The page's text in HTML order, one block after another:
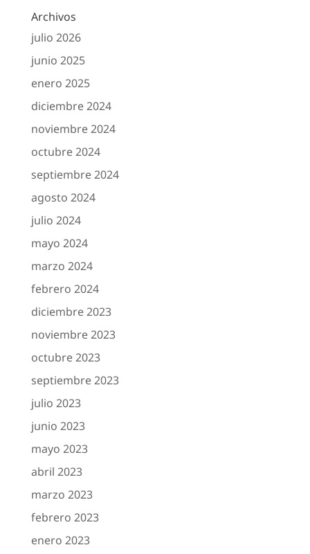
Archivos
julio 2026
junio 2025
enero 2025
diciembre 2024
noviembre 2024
octubre 2024
septiembre 2024
agosto 2024
julio 2024
mayo 2024
marzo 2024
febrero 2024
diciembre 2023
noviembre 2023
octubre 2023
septiembre 2023
julio 2023
junio 2023
mayo 2023
abril 2023
marzo 2023
febrero 2023
enero 2023